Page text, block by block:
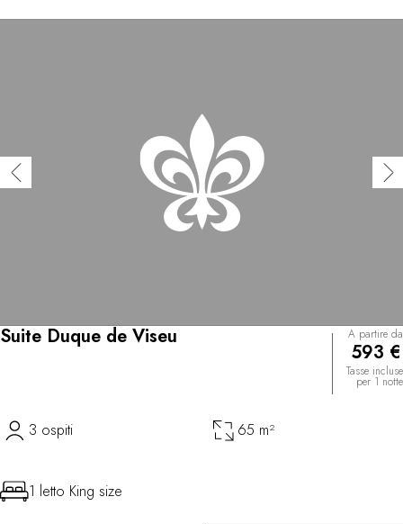
Suite Duque de Viseu A partire da
593 €
Tasse incluse
per 1 notte
3 ospiti 65 m²
1 letto King size